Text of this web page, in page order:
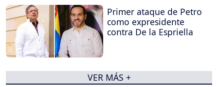
Primer ataque de Petro
como expresidente
contra De la Espriella
VER MÁS +